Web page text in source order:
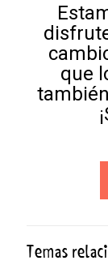
que
Temas